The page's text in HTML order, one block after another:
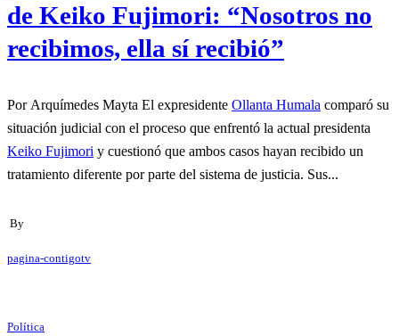
de Keiko Fujimori: “Nosotros no
recibimos, ella sí recibió”
Por Arquímedes Mayta El expresidente Ollanta Humala comparó su
situación judicial con el proceso que enfrentó la actual presidenta
Keiko Fujimori y cuestionó que ambos casos hayan recibido un
tratamiento diferente por parte del sistema de justicia. Sus...
By
pagina-contigotv
Política